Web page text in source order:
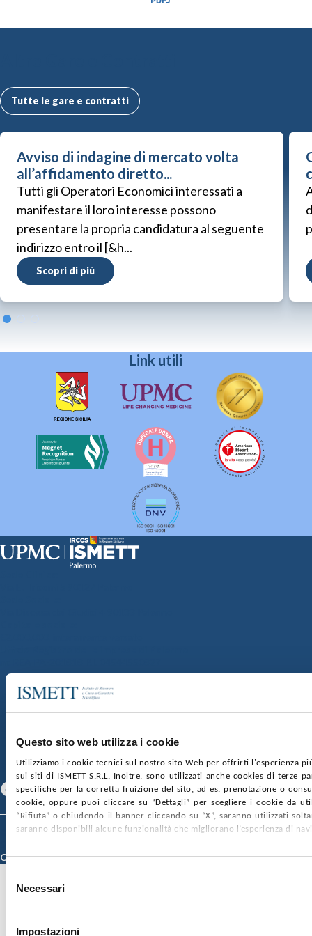
Questo sito web utilizza i cookie
Utilizziamo i cookie tecnici sul nostro sito Web per offrirti l'esperienza
sui siti di ISMETT S.R.L. Inoltre, sono utilizzati anche cookies di terze
specifiche per la corretta fruizione del sito, ad es. prenotazione o
cookie, oppure puoi cliccare su “Dettagli” per scegliere i cookie da
“Rifiuta” o chiudendo il banner cliccando su “X”, saranno utilizzati
saranno disponibili alcune funzionalità che migliorano l’esperienza di
delNecessari
Impostazioni
Tutte le gare e contratti
Avviso di indagine di mercato volta
all’affidamento diretto...
Tutti gli Operatori Economici interessati a
manifestare il loro interesse possono
presentare la propria candidatura al seguente
indirizzo entro il [&h...
Scopri di più
Link utili
SOCIETÀ TRASPARENTE
GARE E CONTRATTIPRIVACYCOOKIE POLICY
CONTATTI
SEGUICI SU
Facebook Linkedin Youtube
© 2026 ISMETT (Istituto Mediterraneo per i Trapianti e Terapie ad Alta
Credits